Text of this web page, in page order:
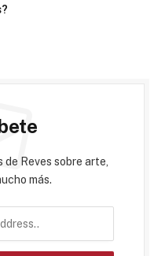
de Reves sobre arte,
más.